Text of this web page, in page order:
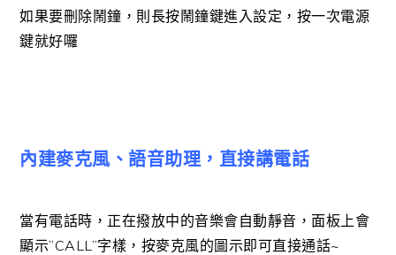
如果要刪除鬧鐘，則長按鬧鐘鍵進入設定，按一次電源
鍵就好囉
內建麥克風、語音助理，直接講電話
當有電話時，正在撥放中的音樂會自動靜音，面板上會
顯示”CALL”字樣，按麥克風的圖示即可直接通話~